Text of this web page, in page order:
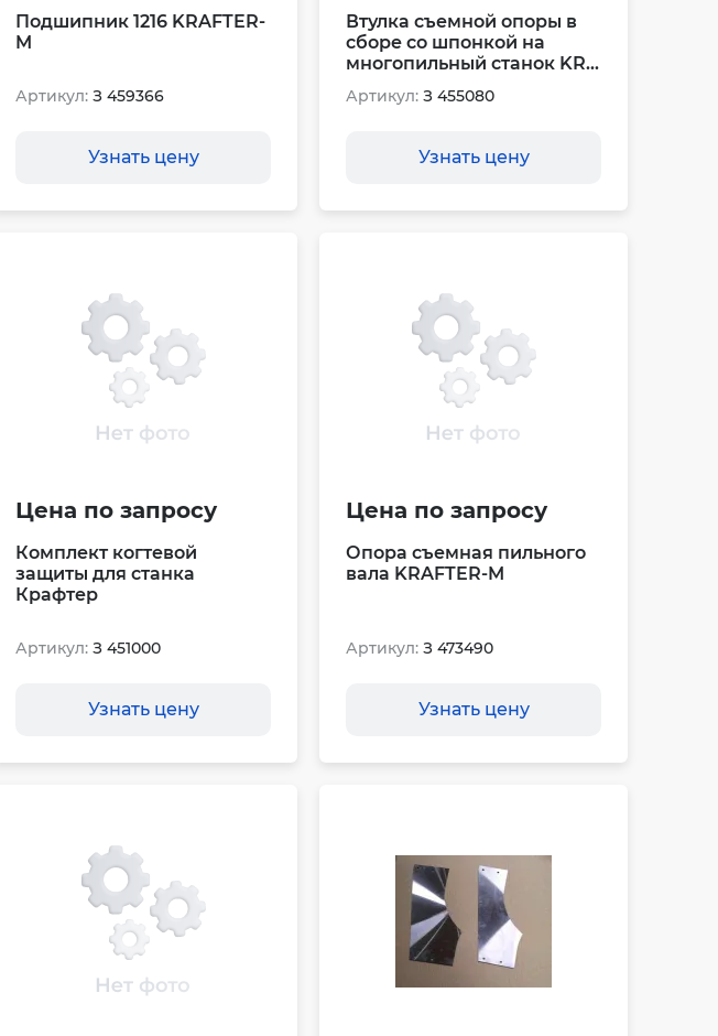
Подшипник 1216 KRAFTER-
M
Артикул: З 459366
Узнать цену
Втулка съемной опоры в
сборе со шпонкой на
многопильный станок KR...
Артикул: З 455080
Узнать цену
Цена по запросу
Комплект когтевой
защиты для станка
Крафтер
Артикул: З 451000
Узнать цену
Цена по запросу
Опора съемная пильного
вала KRAFTER-M
Артикул: З 473490
Узнать цену